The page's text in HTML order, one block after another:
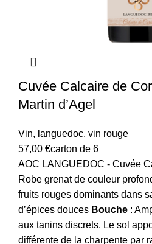
Cuvée Calcaire de
Martin d’Agel
Vin, languedoc, vin rouge
57,00 €carton de 6
AOC LANGUEDOC - Cuvée
Robe grenat de couleur
fruits rouges dominants dans
d’épices douces Bouche :
aux tanins discrets. Le sol
différente de la charpente par